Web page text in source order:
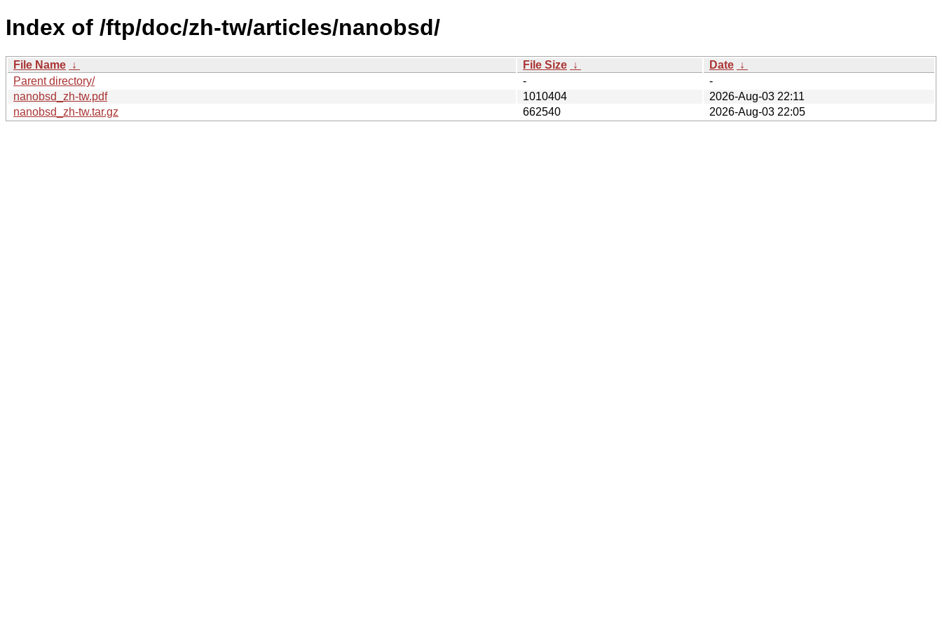
Index of /ftp/doc/zh-tw/articles/nanobsd/
File Name ↓ File Size ↓ Date ↓
Parent directory/
-
-
nanobsd_zh-tw.pdf
1010404
2026-Aug-03 22:11
nanobsd_zh-tw.tar.gz
662540 2026-Aug-03 22:05